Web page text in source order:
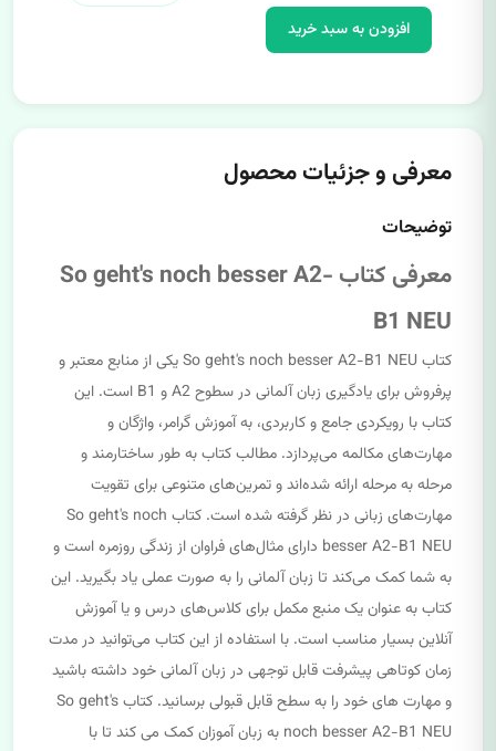
افزودن به سبد خرید
معرفی و جزئیات محصول
توضیحات
معرفی کتاب So geht's noch besser A2-
B1 NEU
کتاب So geht's noch besser A2-B1 NEU یکی از منابع معتبر و
پرفروش برای یادگیری زبان آلمانی در سطوح A2 و B1 است. این
کتاب با رویکردی جامع و کاربردی، به آموزش گرامر، واژگان و
مهارت‌های مکالمه می‌پردازد. مطالب کتاب به طور ساختارمند و
مرحله به مرحله ارائه شده‌اند و تمرین‌های متنوعی برای تقویت
مهارت‌های زبانی در نظر گرفته شده است. کتاب So geht's noch
besser A2-B1 NEU دارای مثال‌های فراوان از زندگی روزمره است و
به شما کمک می‌کند تا زبان آلمانی را به صورت عملی یاد بگیرید. این
کتاب به عنوان یک منبع مکمل برای کلاس‌های درس و یا آموزش
آنلاین بسیار مناسب است. با استفاده از این کتاب می‌توانید در مدت
زمان کوتاهی پیشرفت قابل توجهی در زبان آلمانی خود داشته باشید
و مهارت های خود را به سطح قابل قبولی برسانید. کتاب So geht's
noch besser A2-B1 NEU به زبان آموزان کمک می کند تا با